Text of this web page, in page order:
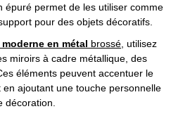
épuré permet de les utiliser comme
pour des objets décoratifs.
en métal brossé , utilisez
miroirs à cadre métallique, des
éléments peuvent accentuer le
ajoutant une touche personnelle
décoration.